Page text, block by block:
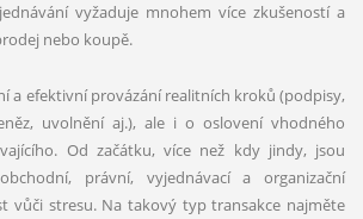
vyžaduje mnohem více zkušeností a
nebo koupě.
a efektivní provázání realitních kroků (podpisy,
uvolnění aj.), ale i o oslovení vhodného
Od začátku, více než kdy jindy, jsou
právní, vyjednávací a organizační
vůči stresu. Na takový typ transakce najměte